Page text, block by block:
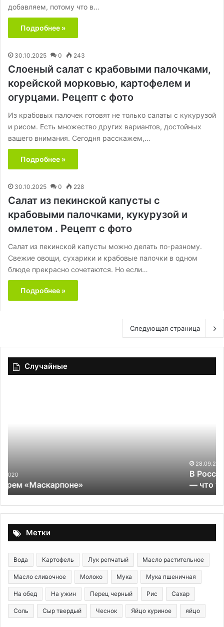
добавляем, потому что в…
Подробнее »
30.10.2025 0 243
Слоеный салат с крабовыми палочками,
корейской морковью, картофелем и
огурцами. Рецепт с фото
Из крабовых палочек готовят не только салаты с кукурузой
и рисом. Есть множество других вариантов, достойных
вашего внимания. Сегодня расскажем,…
Подробнее »
30.10.2025 0 228
Салат из пекинской капусты с
крабовыми палочками, кукурузой и
омлетом . Рецепт с фото
Салат из пекинской капусты можно делать по-разному.
Свежие овощи, сухарики и крабовые палочки в одном
блюде прекрасно сочетаются. Но если…
Подробнее »
Следующая страница
Случайные
что
теперь
считается
пивом?
В России обновили ГОСТ на хмельные напитки
— что теперь считается пивом?
Метки
Вода Картофель Лук репчатый Масло растительное
Масло сливочное Молоко Мука Мука пшеничная
На обед На ужин Перец черный Рис Сахар
Соль Сыр твердый Чеснок Яйцо куриное яйцо